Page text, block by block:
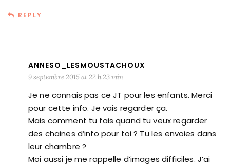
REPLY
ANNESO_LESMOUSTACHOUX
9 septembre 2015 at 22 h 23 min
Je ne connais pas ce JT pour les enfants. Merci
pour cette info. Je vais regarder ça.
Mais comment tu fais quand tu veux regarder
des chaines d’info pour toi ? Tu les envoies dans
leur chambre ?
Moi aussi je me rappelle d’images difficiles. J’ai